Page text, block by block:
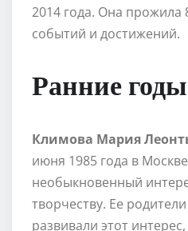
2014 года. Она прожила
событий и достижений.
Ранние годы
Климова Мария
июня 1985 года в
необыкновенный
творчеству. Ее
развивали этот